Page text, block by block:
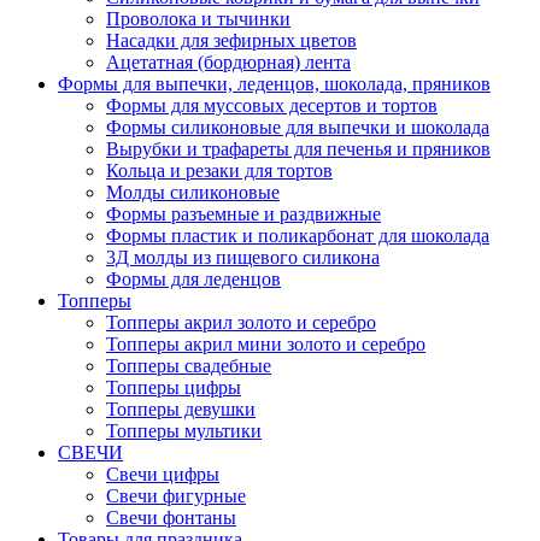
Проволока и тычинки
Насадки для зефирных цветов
Ацетатная (бордюрная) лента
Формы для выпечки, леденцов, шоколада, пряников
Формы для муссовых десертов и тортов
Формы силиконовые для выпечки и шоколада
Вырубки и трафареты для печенья и пряников
Кольца и резаки для тортов
Молды силиконовые
Формы разъемные и раздвижные
Формы пластик и поликарбонат для шоколада
3Д молды из пищевого силикона
Формы для леденцов
Топперы
Топперы акрил золото и серебро
Топперы акрил мини золото и серебро
Топперы свадебные
Топперы цифры
Топперы девушки
Топперы мультики
СВЕЧИ
Свечи цифры
Свечи фигурные
Свечи фонтаны